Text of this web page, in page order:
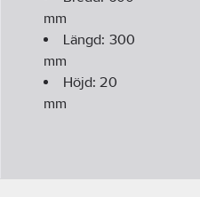
mm
Längd: 300
mm
Höjd:20
mm